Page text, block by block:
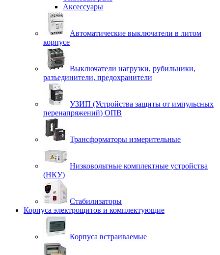
Аксессуары
Автоматические выключатели в литом
корпусе
Выключатели нагрузки, рубильники,
разъединители, предохранители
УЗИП (Устройства защиты от импульсных
перенапряжений) ОПВ
Трансформаторы измерительные
Низковольтные комплектные устройства
(НКУ)
Стабилизаторы
Корпуса электрощитов и комплектующие
Корпуса встраиваемые